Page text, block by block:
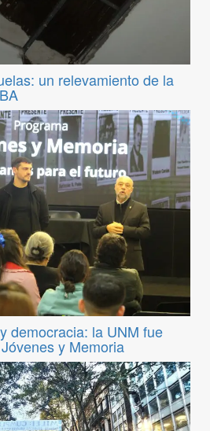
un relevamiento de la
democracia: la UNM fue
y Memoria